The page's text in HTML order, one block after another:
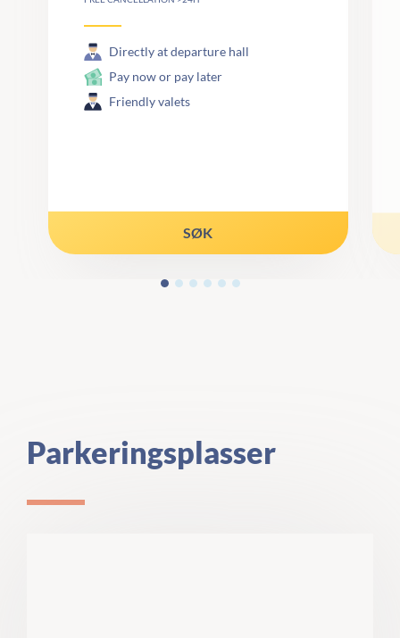
Directly at departure hall
Pay now or pay later
Friendly valets
SØK
Parkeringsplasser